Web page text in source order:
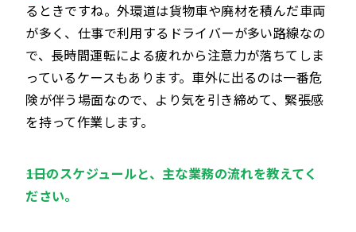
るときですね。外環道は貨物車や廃材を積んだ車両
が多く、仕事で利用するドライバーが多い路線なの
で、長時間運転による疲れから注意力が落ちてしま
っているケースもあります。車外に出るのは一番危
険が伴う場面なので、より気を引き締めて、緊張感
を持って作業します。
――1日のスケジュールと、主な業務の流れを教えてく
ださい。